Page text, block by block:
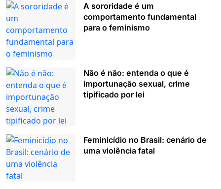
A sororidade é um
comportamento fundamental
para o feminismo
Não é não: entenda o que é
importunação sexual, crime
tipificado por lei
Feminicídio no Brasil: cenário de
uma violência fatal